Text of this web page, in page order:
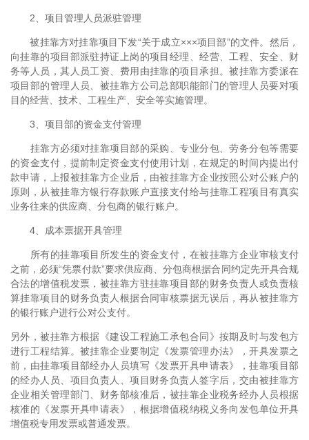
2、项目管理人员派驻管理
被挂靠方对挂靠项目下发“关于成立×××项目部”的文件。然后，
向挂靠的项目部派驻持证上岗的项目经理、经营、工程、安全、财
务等人员，其人员工资、费用由挂靠的项目承担。被挂靠方委派在
项目部的管理人员、被挂靠方公司总部职能部门的管理人员要对项
目的经营、技术、工程生产、安全等实施管理。
3、项目部的资金支付管理
挂靠方必须对挂靠项目部的采购、专业分包、劳务分包等需要
的资金支付，提前制定资金支付使用计划，在规定的时间内提出付
款申请，上报被挂靠方企业后，由被挂靠方企业按照公对公账户的
原则，从被挂靠方银行存款账户直接支付给与挂靠工程项目有真实
业务往来的供应商、分包商的银行账户。
4、成本票据开具管理
所有的挂靠项目所发生的资金支付，在被挂靠方企业审核支付
之前，必须“凭票付款”要求供应商、分包商根据合同约定先开具合规
合法的增值税发票，被挂靠方驻挂靠项目部的财务负责人或负责核
算挂靠项目的财务负责人根据合同审核票据无误后，再从被挂靠方
的银行账户进行公对公支付。
另外，被挂靠方根据《建设工程施工承包合同》按期及时与发包方
进行工程结算。被挂靠企业要制定《发票管理办法》，开具发票之
前，由挂靠项目部经办人员填写《发票开具申请表》，挂靠项目部
的经办人员、项目负责人、项目财务负责人签字后，交由被挂靠方
企业相关管理部门、财务部核准后，被挂靠企业税务经办人员根据
核准的《发票开具申请表》，根据增值税纳税义务向发包单位开具
增值税专用发票或普通发票。